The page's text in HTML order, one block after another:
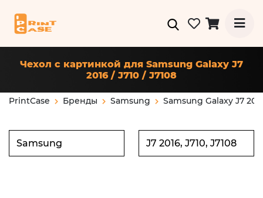
Чехол с картинкой для Samsung Galaxy J7
2016 / J710 / J7108
PrintCase Бренды Samsung Samsung Galaxy J7